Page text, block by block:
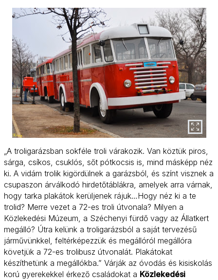
„A troligarázsban sokféle troli várakozik. Van köztük piros,
sárga, csíkos, csuklós, sőt pótkocsis is, mind másképp néz
ki. A vidám trolik kigördülnek a garázsból, és színt visznek a
csupaszon árválkodó hirdetőtáblákra, amelyek arra várnak,
hogy tarka plakátok kerüljenek rájuk…Hogy néz ki a te
trolid? Merre vezet a 72-es troli útvonala? Milyen a
Közlekedési Múzeum, a Széchenyi fürdő vagy az Állatkert
megálló? Útra kelünk a troligarázsból a saját tervezésű
járművünkkel, feltérképezzük és megállóról megállóra
követjük a 72-es trolibusz útvonalát. Plakátokat
készíthetünk a megállókba.” Várják az óvodás és kisiskolás
korú gyerekekkel érkező családokat a Közlekedési